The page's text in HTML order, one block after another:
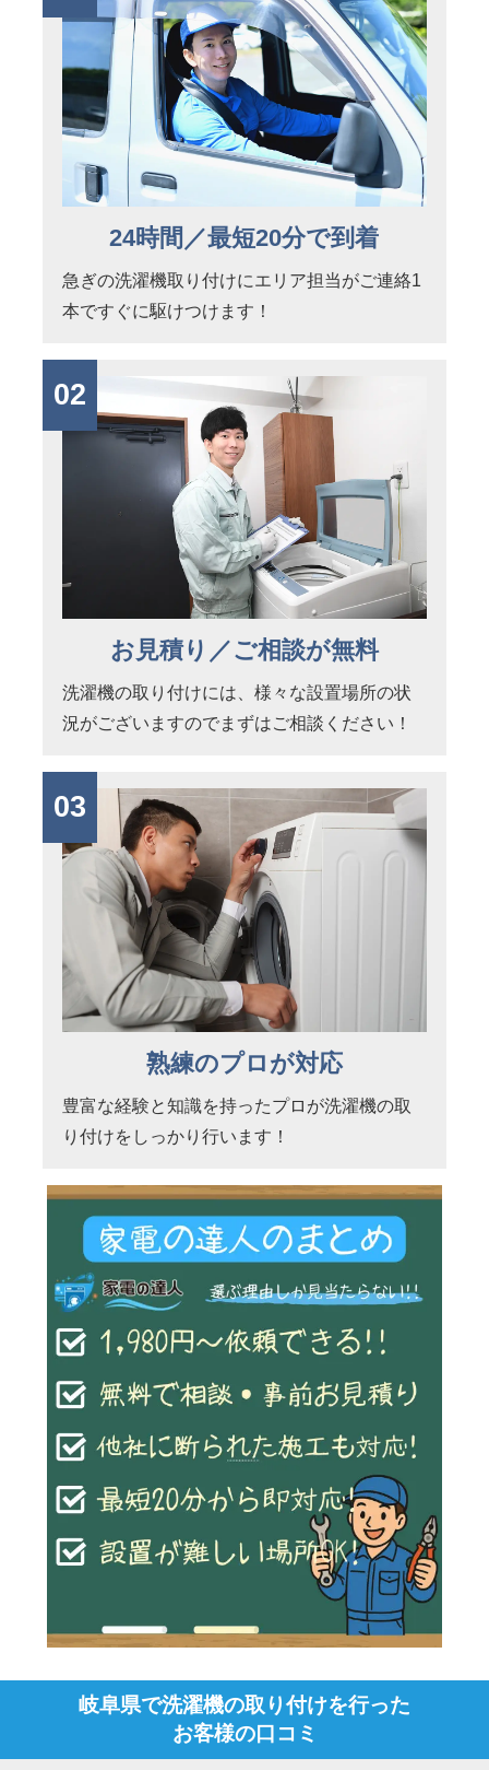
24時間／最短20分で到着
急ぎの洗濯機取り付けにエリア担当がご連絡1
本ですぐに駆けつけます！
02
お見積り／ご相談が無料
洗濯機の取り付けには、様々な設置場所の状
況がございますのでまずはご相談ください！
03
熟練のプロが対応
豊富な経験と知識を持ったプロが洗濯機の取
り付けをしっかり行います！
岐阜県で洗濯機の取り付けを行った
お客様の口コミ